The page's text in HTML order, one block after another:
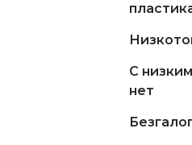
С
нет